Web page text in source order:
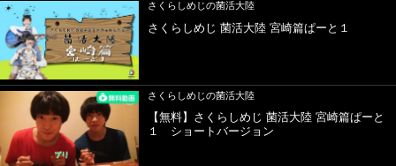
さくらしめじの菌活大陸
さくらしめじ 菌活大陸 宮崎篇ぱーと１
さくらしめじの菌活大陸
【無料】さくらしめじ 菌活大陸 宮崎篇ぱーと
１ ショートバージョン